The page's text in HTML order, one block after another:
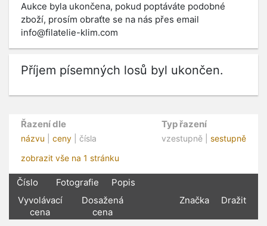
Aukce byla ukončena, pokud poptáváte podobné
zboží, prosím obraťte se na nás přes email
info@filatelie-klim.com
Příjem písemných losů byl ukončen.
Řazení dle
názvu ceny | čísla
Typ řazení
vzestupně | sestupně
zobrazit vše na 1 stránku
Číslo Fotografie
Popis
Vyvolávací
cena
Dosažená
cena
Značka Dražit